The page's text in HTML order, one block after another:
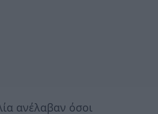
ανέλαβαν όσοι